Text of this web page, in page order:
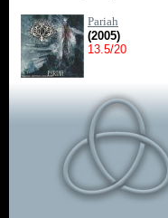
Pariah
(2005)
13.5/20